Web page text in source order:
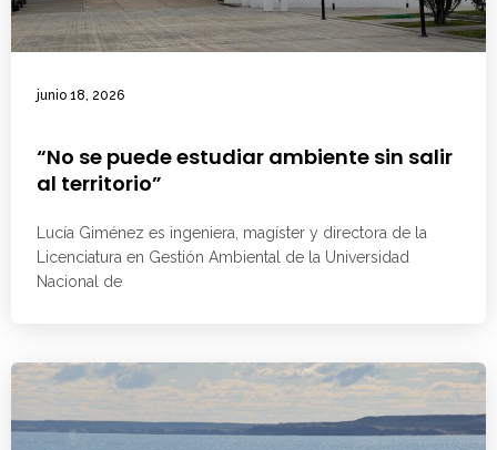
junio 18, 2026
“No se puede estudiar ambiente sin salir
al territorio”
Lucía Giménez es ingeniera, magíster y directora de la
Licenciatura en Gestión Ambiental de la Universidad
Nacional de